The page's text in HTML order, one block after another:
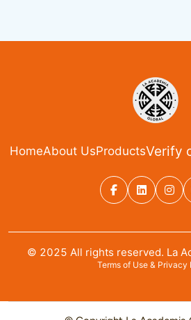
HomeAbout UsProductsVerify
© 2025 All rights reserved. La
Terms of Use & Privacy